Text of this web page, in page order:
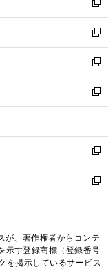
で
開
く
ド
ウ
で
開
く
ィ
ン
ド
ウ
で
開
く
い
ウ
ィ
ン
ド
ウ
で
開
新
し
い
ウ
ィ
ン
ド
ウ
開
く
新
し
い
ウ
ィ
ン
ウ
で
開
く
新
し
い
ウ
ン
ド
ウ
で
新
し
ウ
ィ
ン
ド
く
新
し
い
ド
ウ
で
新
ィ
ン
ド
が、著作権者からコンテ
示す登録商標（登録番号
を掲示しているサービス